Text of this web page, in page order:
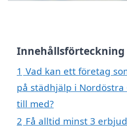
Innehållsförteckning
1 Vad kan ett företag
på städhjälp i
till med?
2 Få alltid minst 3